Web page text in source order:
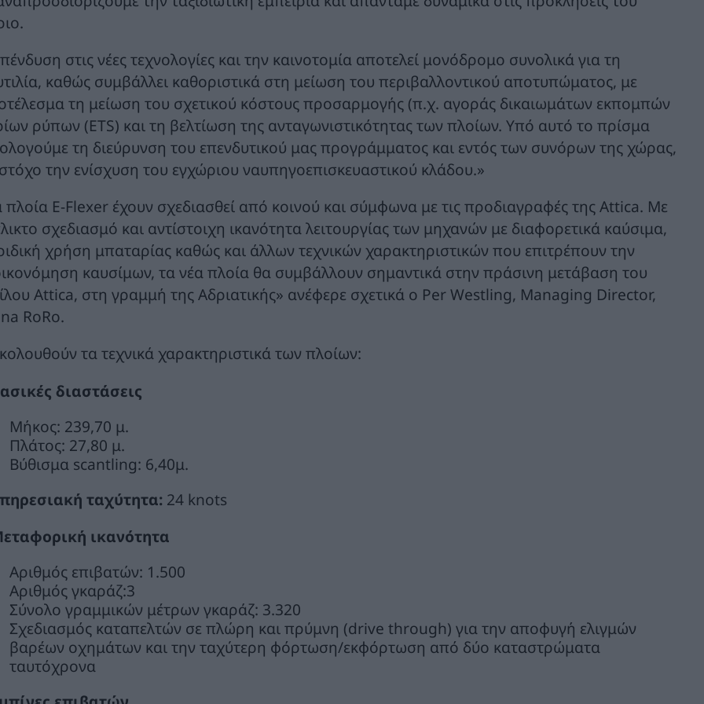
στις νέες τεχνολογίες και την καινοτομία αποτελεί μονόδρομο συνολικά για τη
καθώς συμβάλλει καθοριστικά στη μείωση του περιβαλλοντικού αποτυπώματος, με
τη μείωση του σχετικού κόστους προσαρμογής (π.χ. αγοράς δικαιωμάτων εκπομπών
ρύπων (ETS) και τη βελτίωση της ανταγωνιστικότητας των πλοίων. Υπό αυτό το πρίσμα
τη διεύρυνση του επενδυτικού μας προγράμματος και εντός των συνόρων της χώρας,
την ενίσχυση του εγχώριου ναυπηγοεπισκευαστικού κλάδου.»
πλοία E-Flexer έχουν σχεδιασθεί από κοινού και σύμφωνα με τις προδιαγραφές της Attica. Με
σχεδιασμό και αντίστοιχη ικανότητα λειτουργίας των μηχανών με διαφορετικά καύσιμα,
χρήση μπαταρίας καθώς και άλλων τεχνικών χαρακτηριστικών που επιτρέπουν την
καυσίμων, τα νέα πλοία θα συμβάλλουν σημαντικά στην πράσινη μετάβαση του
Attica, στη γραμμή της Αδριατικής» ανέφερε σχετικά ο Per Westling, Managing Director,
RoRo.
τα τεχνικά χαρακτηριστικά των πλοίων:
διαστάσεις
Μήκος: 239,70 μ.
Πλάτος: 27,80 μ.
Βύθισμα scantling: 6,40μ.
ταχύτητα: 24 knots
ικανότητα
Αριθμός επιβατών: 1.500
Αριθμός γκαράζ:3
Σύνολο γραμμικών μέτρων γκαράζ: 3.320
Σχεδιασμός καταπελτών σε πλώρη και πρύμνη (drive through) για την αποφυγή ελιγμών
βαρέων οχημάτων και την ταχύτερη φόρτωση/εκφόρτωση από δύο καταστρώματα
ταυτόχρονα